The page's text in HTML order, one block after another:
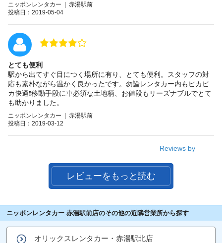
ニッポンレンタカー | 赤湯駅前
投稿日：2019-05-04
とても便利
駅から出てすぐ目につく場所に有り、とても便利。スタッフの対
応も素朴ながら温かく良かったです。勿論レンタカー内もピカピ
カ快適❗移動手段に車必須な土地柄、お値段もリーズナブルでとて
も助かりました。
ニッポンレンタカー | 赤湯駅前
投稿日：2019-03-12
Reviews by
レビューをもっと読む
ニッポンレンタカー 赤湯駅前店のその他の近隣営業所から探す
オリックスレンタカー・赤湯駅北店